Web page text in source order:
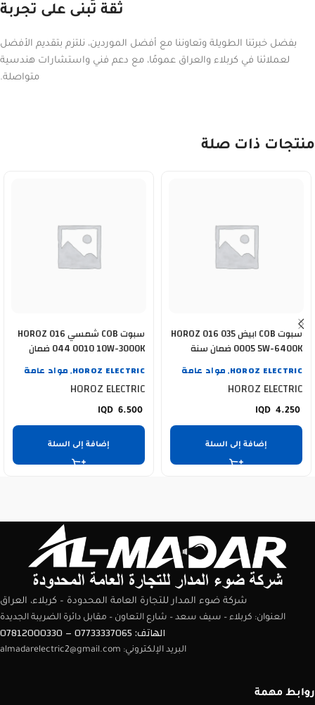
ثقة تُبنى على تجربة
بفضل خبرتنا الطويلة وتعاوننا مع أفضل الموردين، نلتزم بتقديم الأفضل
لعملائنا في كربلاء والعراق عمومًا، مع دعم فني واستشارات هندسية
متواصلة.
منتجات ذات صلة
سبوت COB ابيض HOROZ 016 035
0005 5W-6400K ضمان سنة
HOROZ ELECTRIC
, مواد عامة
HOROZ ELECTRIC
4.250
إضافة إلى السلة
سبوت COB شمسي HOROZ 016
044 0010 10W-3000K ضمان
HOROZ ELECTRIC
, مواد عامة
HOROZ ELECTRIC
6.500
إضافة إلى السلة
شركة ضوء المدار للتجارة العامة المحدودة – كربلاء، العراق
العنوان: كربلاء – سيف سعد – شارع التعاون – مقابل دائرة الضريبة الجديدة
الهاتف: 07733337065 – 07812000330
البريد الإلكتروني: almadarelectric2@gmail.com
روابط مهمة